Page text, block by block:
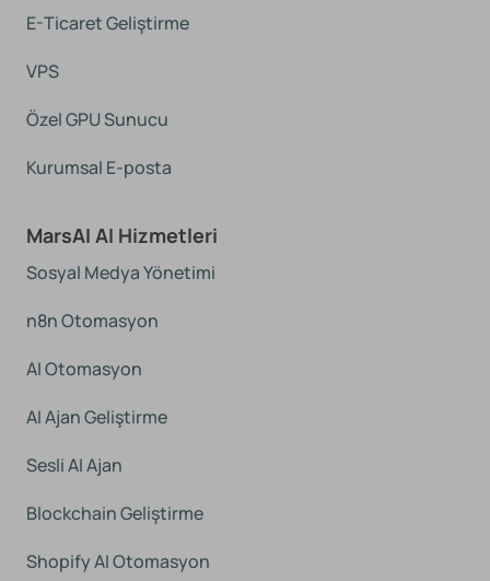
E-Ticaret Geliştirme
VPS
Özel GPU Sunucu
Kurumsal E-posta
MarsAI AI Hizmetleri
Sosyal Medya Yönetimi
n8n Otomasyon
AI Otomasyon
AI Ajan Geliştirme
Sesli AI Ajan
Blockchain Geliştirme
Shopify AI Otomasyon